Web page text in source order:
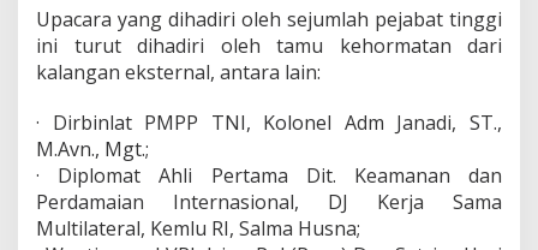
,
e
g
s
n
K
o
Upacara yang dihadiri oleh sejumlah pejabat tinggi
ini turut dihadiri oleh tamu kehormatan dari
kalangan eksternal, antara lain:
· Dirbinlat PMPP TNI, Kolonel Adm Janadi, ST.,
M.Avn., Mgt.;
· Diplomat Ahli Pertama Dit. Keamanan dan
Perdamaian Internasional, DJ Kerja Sama
Multilateral, Kemlu RI, Salma Husna;